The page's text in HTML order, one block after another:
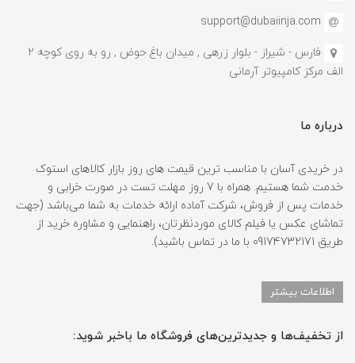
support@dubaiinja.com
فارس - شیراز - بلوار زرهی , میدان باغ حوض , رو به روی کوچه 2
الف مرکز کامپیوتر آرمانی
درباره ما
در خریدی آسان با مناسب ترین قیمت های روز بازار کالاهای استوک
خدمت شما هستیم. همراه با 7 روز مهلت تست در صورت خرابی و
خدمات پس از فروش، شرکت آماده ارائه خدمات به شما می‌باشد (جهت
تماشای عکس یا فیلم کالای موردنظرتان، راهنمایی و مشاوره خرید از
طریق 09174732171 با ما در تماس باشید).
اطلاعات بیشتر
از تخفیف‌ها و جدیدترین‌های فروشگاه ما باخبر شوید: